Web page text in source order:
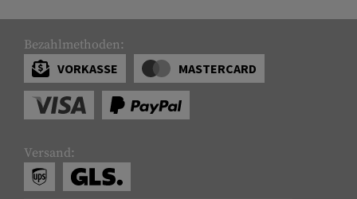
Bezahlmethoden:
VORKASSE
MASTERCARD
Versand: